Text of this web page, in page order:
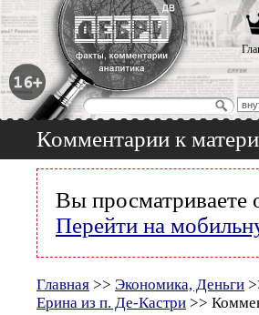
Комментарии к
Вы просматриваете
Перейти на
Главная >> Экономика, Деньги
Ерина из п. Де-Кастри >>